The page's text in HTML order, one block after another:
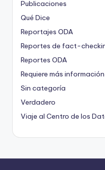
Publicaciones
Qué Dice
Reportajes ODA
Reportes de fact-
Reportes ODA
Requiere más información
Sin categoría
Verdadero
Viaje al Centro de los